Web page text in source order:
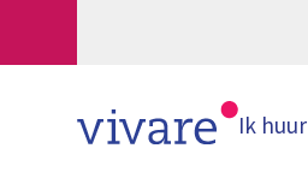
Ik huur